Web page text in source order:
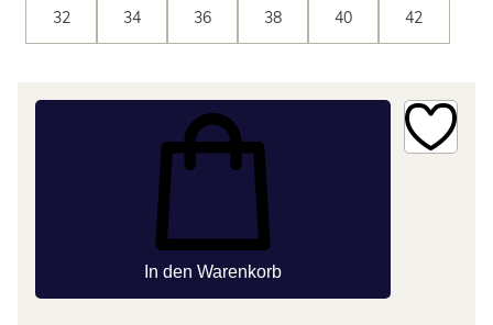
32 34 36 38 40 42
In den Warenkorb